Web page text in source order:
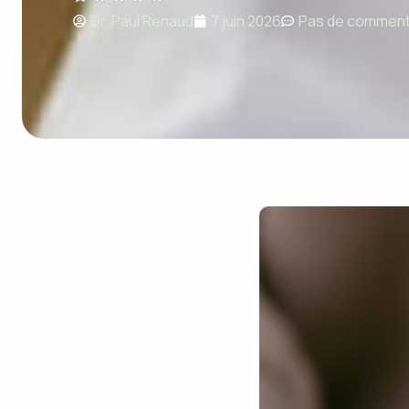
Dr. Paul Renaud 7 juin 2026 Pas de